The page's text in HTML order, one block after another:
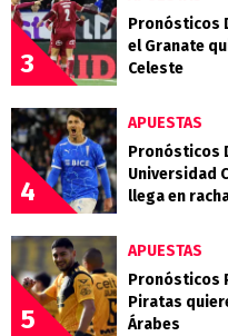
3
Pronósticos
el Granate
Celeste
4
APUESTAS
Pronósticos
Universidad
llega en
5
APUESTAS
Pronósticos
Piratas
Árabes